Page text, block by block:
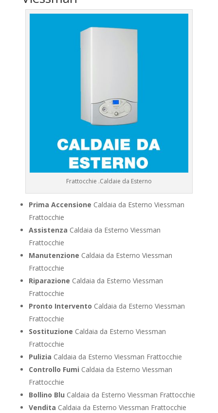
Frattocchie .Caldaie da Esterno
Prima Accensione Caldaia da Esterno Viessman
Frattocchie
Assistenza Caldaia da Esterno Viessman
Frattocchie
Manutenzione Caldaia da Esterno Viessman
Frattocchie
Riparazione Caldaia da Esterno Viessman
Frattocchie
Pronto Intervento Caldaia da Esterno Viessman
Frattocchie
Sostituzione Caldaia da Esterno Viessman
Frattocchie
Pulizia Caldaia da Esterno Viessman Frattocchie
Controllo Fumi Caldaia da Esterno Viessman
Frattocchie
Bollino Blu Caldaia da Esterno Viessman Frattocchie
Vendita Caldaia da Esterno Viessman Frattocchie